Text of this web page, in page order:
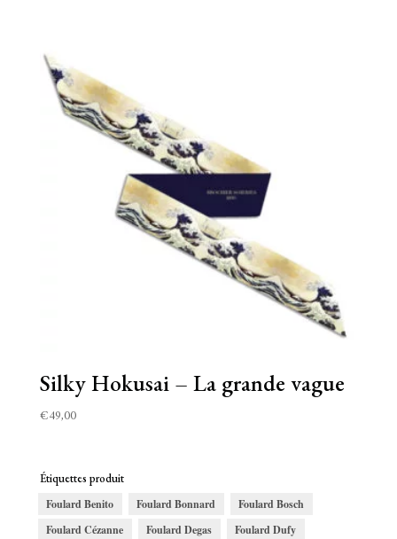
Silky Hokusai – La grande vague
€49,00
Étiquettes produit
Foulard Benito
Foulard Bonnard
Foulard Bosch
Foulard Cézanne
Foulard Degas
Foulard Dufy